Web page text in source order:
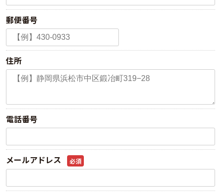
郵便番号
住所
電話番号
メールアドレス 必須